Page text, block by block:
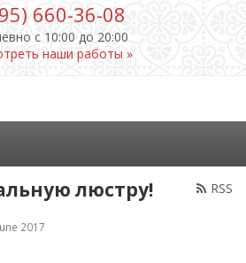
660-36-08
c 10:00 до 20:00
наши работы »
RSS
люстру!
2017